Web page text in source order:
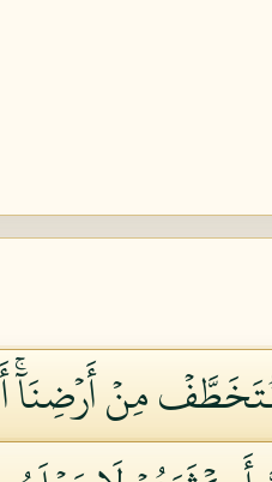
مِنۡ أَرۡضِنَآۚ